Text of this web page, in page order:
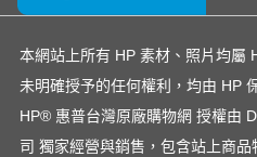
OfficeJet Pro 8710 hp
OfficeJet 5200 series
EliteBook rmn hsn 141c-
雷射印表機 Color
本網站上所有 HP 素材、照片均屬
未明確授予的任何權利，均由 HP
HP® 惠普台灣原廠購物網 授權由
司 獨家經營與銷售，包含站上商品